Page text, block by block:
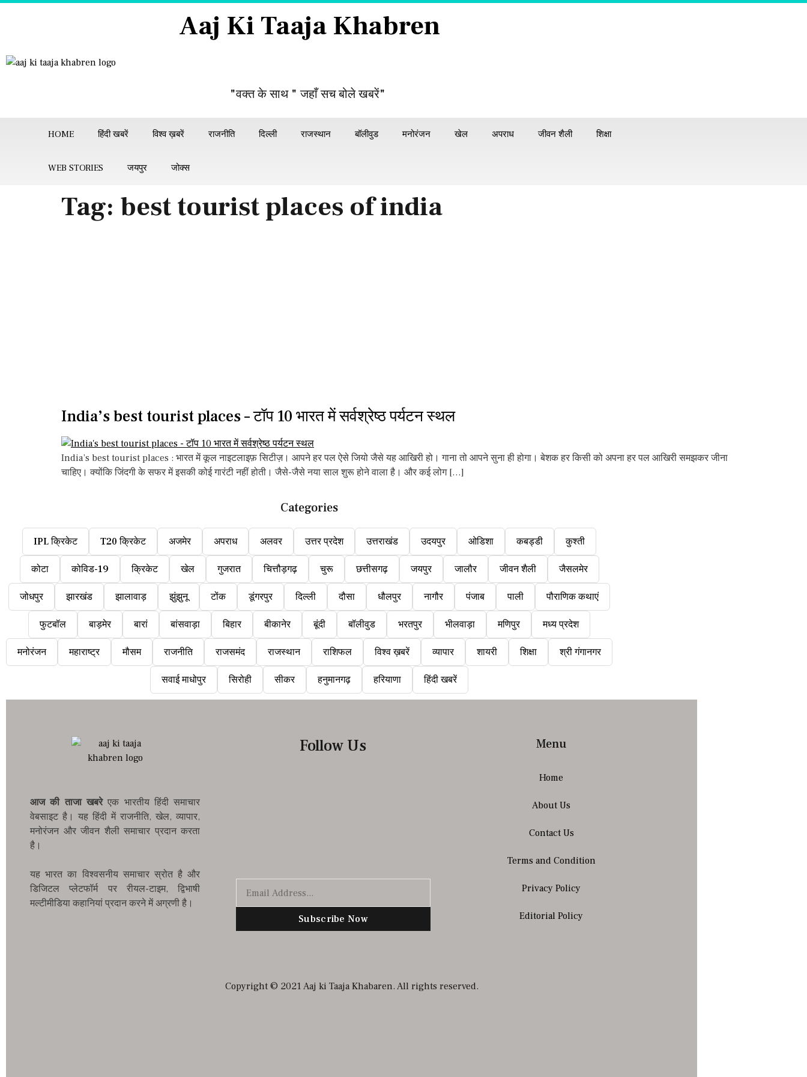
Aaj Ki Taaja Khabren
"वक्त के साथ " जहाँ सच बोले खबरें"
HOME हिंदी खबरें विश्व ख़बरें राजनीति दिल्ली राजस्थान बॉलीवुड मनोरंजन खेल अपराध जीवन शैली शिक्षा
WEB STORIES जयपुर जोक्स
Tag: best tourist places of india
India’s best tourist places – टॉप 10 भारत में सर्वश्रेष्ठ पर्यटन स्थल
India’s best tourist places : भारत में कूल नाइटलाइफ़ सिटीज़। आपने हर पल ऐसे जियो जैसे यह आखिरी हो। गाना तो आपने सुना ही होगा। बेशक हर किसी को अपना हर पल आखिरी समझकर जीना
चाहिए। क्योंकि जिंदगी के सफर में इसकी कोई गारंटी नहीं होती। जैसे-जैसे नया साल शुरू होने वाला है। और कई लोग […]
Categories
IPL क्रिकेट T20 क्रिकेट अजमेर अपराध अलवर उत्तर प्रदेश उत्तराखंड उदयपुर ओडिशा कबड्डी कुश्ती
कोटा कोविड-19 क्रिकेट खेल गुजरात चित्तौड़गढ़ चुरू छत्तीसगढ़ जयपुर जालौर जीवन शैली जैसलमेर
जोधपुर झारखंड झालावाड़ झुंझुनू टोंक डूंगरपुर दिल्ली दौसा धौलपुर नागौर पंजाब पाली पौराणिक कथाएं
फुटबॉल बाड़मेर बारां बांसवाड़ा बिहार बीकानेर बूंदी बॉलीवुड भरतपुर भीलवाड़ा मणिपुर मध्य प्रदेश
मनोरंजन महाराष्ट्र मौसम राजनीति राजसमंद राजस्थान राशिफल विश्व ख़बरें व्यापार शायरी शिक्षा श्री गंगानगर
सवाई माधोपुर सिरोही सीकर हनुमानगढ़ हरियाणा हिंदी खबरें
आज की ताजा खबरेएक भारतीय हिंदी समाचार
वेबसाइट है। यह हिंदी में राजनीति, खेल, व्यापार,
मनोरंजन और जीवन शैली समाचार प्रदान करता
है।
यह भारत का विश्वसनीय समाचार स्रोत है और
डिजिटल प्लेटफॉर्म पर रीयल-टाइम, द्विभाषी
मल्टीमीडिया कहानियां प्रदान करने में अग्रणी है।
Follow Us
Subscribe Now
Menu
Home
About Us
Contact Us
Terms and Condition
Privacy Policy
Editorial Policy
Copyright © 2021 Aaj ki Taaja Khabaren. All rights reserved.